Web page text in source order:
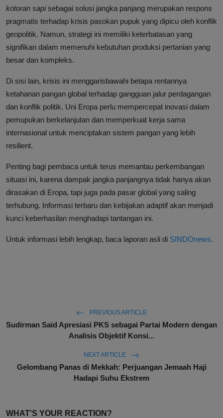
kotoran sapisebagai solusi jangka panjang merupakan respons
pragmatis terhadap krisis pasokan pupuk yang dipicu oleh konflik
geopolitik. Namun, strategi ini memiliki keterbatasan yang
signifikan dalam memenuhi kebutuhan produksi pertanian yang
besar dan kompleks.
Di sisi lain, krisis ini menggarisbawahi betapa rentannya
ketahanan pangan global terhadap gangguan jalur perdagangan
dan konflik politik. Uni Eropa perlu mempercepat inovasi dalam
pemupukan berkelanjutan dan memperkuat kerja sama
internasional untuk menciptakan sistem pangan yang lebih
resilient.
Penting bagi pembaca untuk terus memantau perkembangan
situasi ini, karena dampak jangka panjangnya tidak hanya akan
dirasakan di Eropa, tapi juga pada pasar global yang saling
terhubung. Informasi terbaru dan kebijakan adaptif akan menjadi
kunci keberhasilan menghadapi tantangan ini.
Untuk informasi lebih lengkap, baca laporan asli di SINDOnews.
PREVIOUS ARTICLE
Sudirman Said Apresiasi PKS sebagai Partai Modern dengan
Analisis Objektif Konsi...
NEXT ARTICLE
Gelombang Panas di Mekkah: Perjuangan Jemaah Haji
Hadapi Suhu Ekstrem
WHAT'S YOUR REACTION?